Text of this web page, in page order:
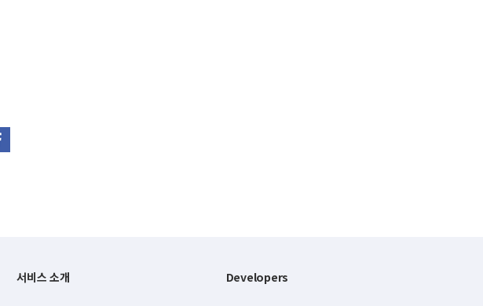
서비스 소개 Developers